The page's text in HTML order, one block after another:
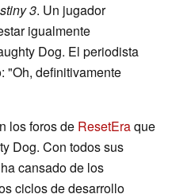
3. Un jugador
igualmente
Dog. El periodista
"Oh, definitivamente
los foros de ResetEraque
Dog. Con todos sus
cansado de los
ciclos de desarrollo